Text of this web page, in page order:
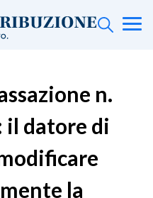
n.
il datore di
la